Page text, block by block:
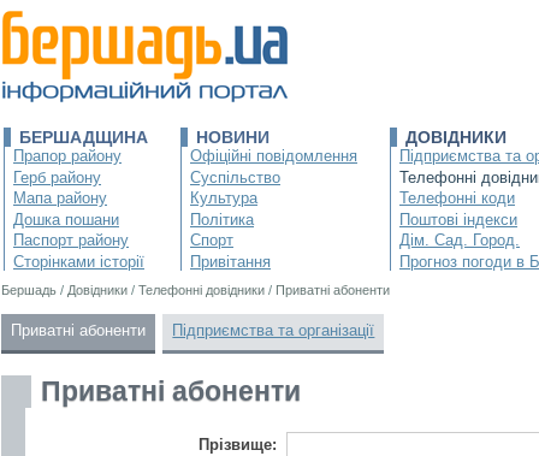
БЕРШАДЩИНА
Прапор району
Герб району
Мапа району
Дошка пошани
Паспорт району
Сторінками історії
НОВИНИ
Офіційні повідомлення
Суспільство
Культура
Політика
Спорт
Привітання
ДОВІДНИКИ
Підприємства та
Телефонні
Телефонні коди
Поштові індекси
Дім. Сад. Город.
Прогноз погоди в
Бершадь / Довідники / Телефонні довідники / Приватні абоненти
Приватні абоненти Підприємства та організації
Приватні абоненти
Прізвище: